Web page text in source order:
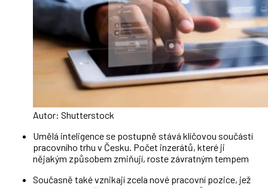
Autor: Shutterstock
Umělá inteligence se postupně stává klíčovou součástí
pracovního trhu v Česku. Počet inzerátů, které ji
nějakým způsobem zmiňují, roste závratným tempem
Současně také vznikají zcela nové pracovní pozice, jež